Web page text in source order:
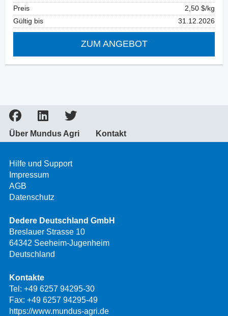
Preis
2,50 $/kg
Gültig bis
31.12.2026
ZUM ANGEBOT
Über Mundus Agri Kontakt
Hilfe und Support
Impressum
AGB
Datenschutz
Dedere Deutschland GmbH
Breslauer Strasse 10
64342 Seeheim-Jugenheim
Deutschland
Kontakte
Tel: +49 6257 94295-30
Fax: +49 6257 94295-49
https://www.mundus-agri.de